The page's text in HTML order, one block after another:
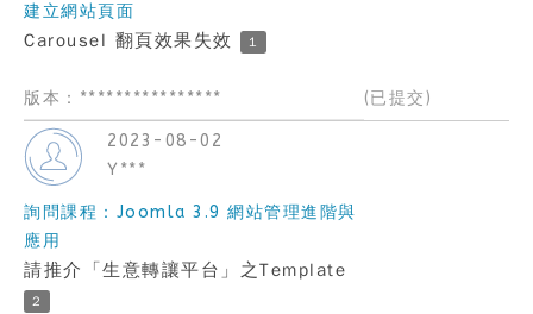
建立網站頁面
Carousel 翻頁效果失效 1
版本：**************** (已提交)
2023-08-02
Y***
詢問課程：Joomla 3.9 網站管理進階與
應用
請推介「生意轉讓平台」之Template
2